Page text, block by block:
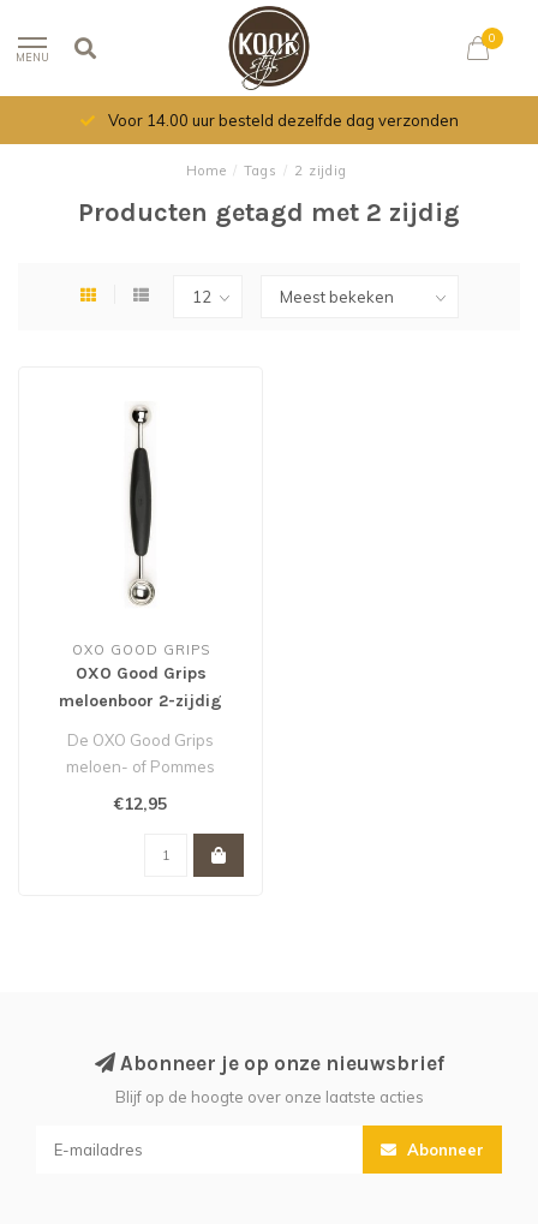
MENU
0
Voor 14.00 uur besteld dezelfde dag verzonden
Home / Tags / 2 zijdig
Producten getagd met 2 zijdig
OXO GOOD GRIPS
OXO Good Grips
meloenboor 2-zijdig
De OXO Good Grips
meloen- of Pommes
parisienneboor is 2-zijdig
€12,95
Abonneer je op onze nieuwsbrief
Blijf op de hoogte over onze laatste acties
Abonneer